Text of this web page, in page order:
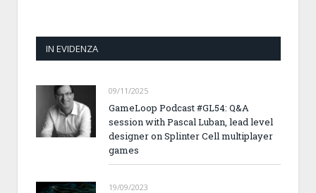
IN EVIDENZA
09/11/2025
GameLoop Podcast #GL54: Q&A
session with Pascal Luban, lead level
designer on Splinter Cell multiplayer
games
19/09/2023